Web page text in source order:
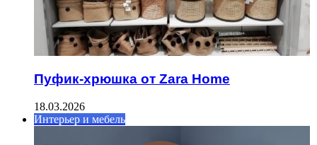
Пуфик-хрюшка от Zara Home
18.03.2026
Интерьер и мебель